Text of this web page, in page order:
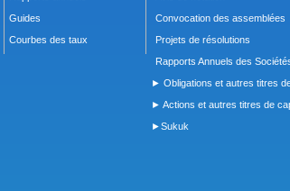
Guides
Courbes des taux
Convocation des assemblées
Projets de résolutions
Rapports Annuels des
► Obligations et autres titres
► Actions et autres titres de
►Sukuk